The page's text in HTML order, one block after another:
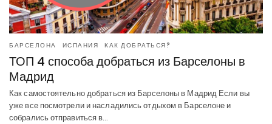
БАРСЕЛОНА ИСПАНИЯ КАК ДОБРАТЬСЯ?
ТОП 4 способа добраться из Барселоны в
Мадрид
Как самостоятельно добраться из Барселоны в Мадрид Если вы
уже все посмотрели и насладились отдыхом в Барселоне и
собрались отправиться в…